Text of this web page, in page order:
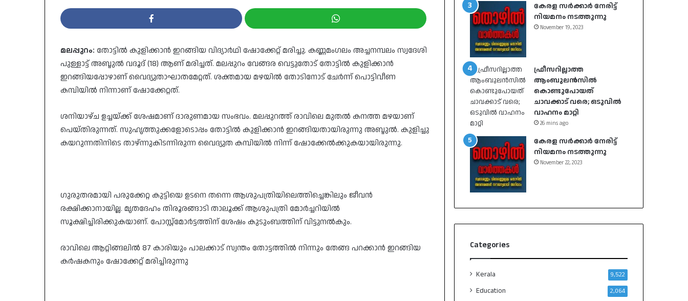
മലപ്പുറം: തോട്ടില്‍ കുളിക്കാന്‍ ഇറങ്ങിയ വിദ്യാർഥി ഷോക്കേറ്റ് മരിച്ചു. കണ്ണമംഗലം അച്ചനമ്പലം സ്വദേശി
പുള്ളാട്ട് അബ്ദുൽ വദൂദ് (18) ആണ് മരിച്ചത്. മലപ്പുറം വേങ്ങര വെട്ടുതോട് തോട്ടിൽ കുളിക്കാൻ
ഇറങ്ങിയപ്പോഴാണ് വൈദ്യുതാഘാതമേറ്റത്. ശക്തമായ മഴയില്‍ തോടിനോട് ചേര്‍ന്ന് പൊട്ടിവീണ
കമ്പിയില്‍ നിന്നാണ് ഷോക്കേറ്റത്.
ശനിയാഴ്ച ഉച്ചയ്ക്ക് ശേഷമാണ് ദാരുണമായ സംഭവം. മലപ്പുറത്ത് രാവിലെ മുതൽ കനത്ത മഴയാണ്
പെയ്തിരുന്നത്. സുഹൃത്തുക്കളോടൊപ്പം തോട്ടിൽ കുളിക്കാൻ ഇറങ്ങിയതായിരുന്നു അബ്ദുൽ. കുളിച്ചു
കയറുന്നതിനിടെ താഴ്ന്നുകിടന്നിരുന്ന വൈദ്യുത കമ്പിയിൽ നിന്ന് ഷോക്കേൽക്കുകയായിരുന്നു.
ഗുരുതരമായി പരുക്കേറ്റ കുട്ടിയെ ഉടനെ തന്നെ ആശുപത്രിയിലെത്തിച്ചെങ്കിലും ജീവൻ
രക്ഷിക്കാനായില്ല. മൃതദേഹം തിരൂരങ്ങാടി താലൂക്ക് ആശുപത്രി മോർച്ചറിയിൽ
സൂക്ഷിച്ചിരിക്കുകയാണ്. പോസ്റ്റ്മോർട്ടത്തിന് ശേഷം കുടുംബത്തിന് വിട്ടുനൽകും.
രാവിലെ ആറ്റിങ്ങലിൽ 87 കാരിയും പാലക്കാട് സ്വന്തം തോട്ടത്തിൽ നിന്നും തേങ്ങ പറക്കാന്‍ ഇറങ്ങിയ
കർഷകനും ഷോക്കേറ്റ് മരിച്ചിരുന്നു
കേരള സർക്കാർ നേരിട്ട്
നിയമനം നടത്തുന്നു
November 19, 2023
ഫ്രീസറില്ലാത്ത
ആംബുലൻസിൽ
കൊണ്ടുപോയത്
ചാവക്കാട് വരെ; ഒടുവിൽ
വാഹനം മാറ്റി
26 mins ago
കേരള സർക്കാർ നേരിട്ട്
നിയമനം നടത്തുന്നു
November 22, 2023
Categories
Kerala 9,522
Education 2,064